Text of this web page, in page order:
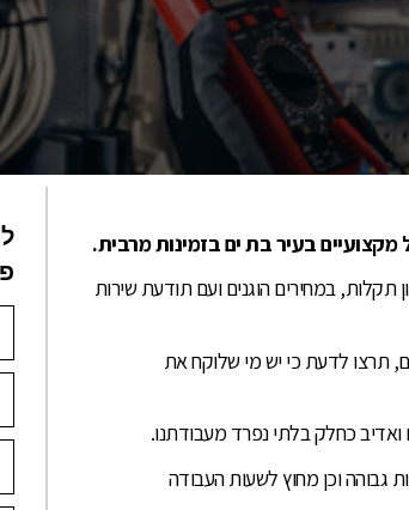
בעיר בת ים בזמינות מרבית.
במחירים הוגנים ועם תודעת שירות
לדעת כי יש מי שלוקח את
כחלק בלתי נפרד מעבודתנו.
גבוהה וכן מחוץ לשעות העבודה